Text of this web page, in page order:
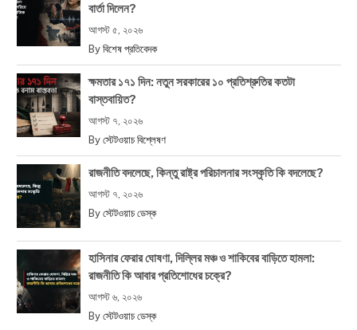
বার্তা দিলেন?
আগস্ট ৫, ২০২৬
By বিশেষ প্রতিবেদক
ক্ষমতার ১৭১ দিন: নতুন সরকারের ১০ প্রতিশ্রুতির কতটা
বাস্তবায়িত?
আগস্ট ৭, ২০২৬
By স্টেটওয়াচ বিশ্লেষণ
রাজনীতি বদলেছে, কিন্তু রাষ্ট্র পরিচালনার সংস্কৃতি কি বদলেছে?
আগস্ট ৭, ২০২৬
By স্টেটওয়াচ ডেস্ক
হাসিনার ফেরার ঘোষণা, দিল্লির মঞ্চ ও শাকিবের বাড়িতে হামলা:
রাজনীতি কি আবার প্রতিশোধের চক্রে?
আগস্ট ৬, ২০২৬
By স্টেটওয়াচ ডেস্ক